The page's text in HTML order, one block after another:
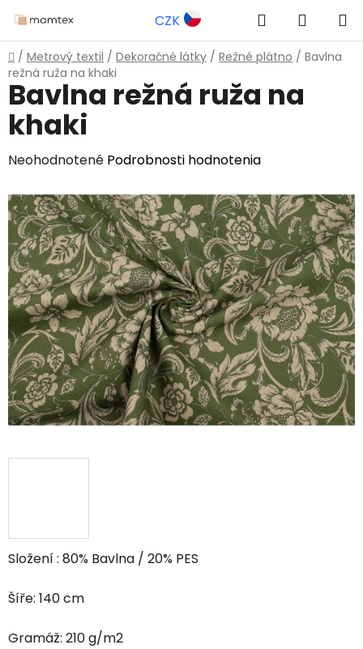
na
obsah
CZK Hľadať
KOŠÍK
Domov
/ Metrový textil / Dekoračné látky / Režné plátno / Bavlna
režná ruža na khaki
Složení : 80% Bavlna / 20% PES
Šíře: 140 cm
Gramáž: 210 g/m2
Bavlna režná ruža na
khaki
Priemerné
produktu
je
0,0
z
5
hviezdičiek.
Neohodnotené Podrobnosti hodnotenia